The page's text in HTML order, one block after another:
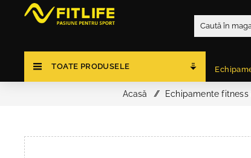
TOATE PRODUSELE
Acasă / Echipamente fitness